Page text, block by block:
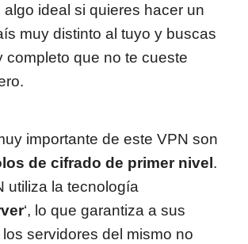
ideal si quieres hacer un
muy distinto al tuyo y buscas
completo que no te cueste
importante de este VPN son
de cifrado de primer nivel .
utiliza la tecnología
‘, lo que garantiza a sus
servidores del mismo no